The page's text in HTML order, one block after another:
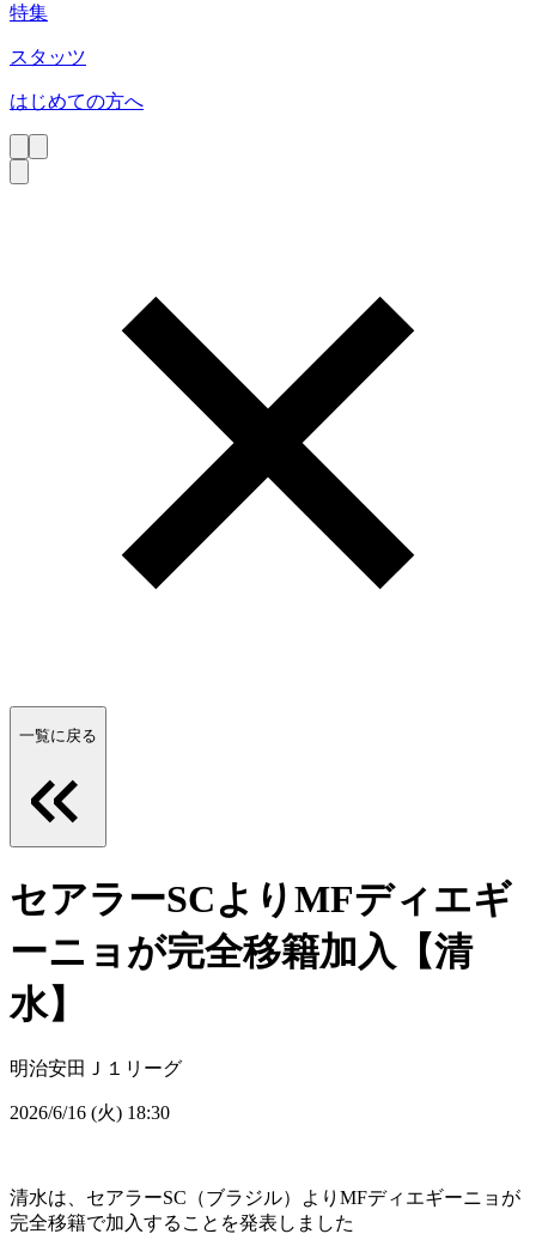
特集
スタッツ
はじめての方へ
一覧に戻る
セアラーSCよりMFディエギ
ーニョが完全移籍加入【清
水】
明治安田Ｊ１リーグ
2026/6/16 (火) 18:30
清水は、セアラーSC（ブラジル）よりMFディエギーニョが
完全移籍で加入することを発表しました